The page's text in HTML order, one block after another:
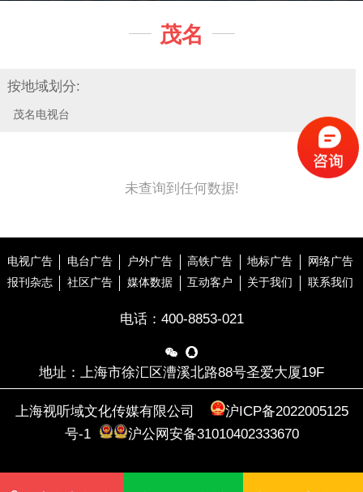
 茂名 
按地域划分:
茂名电视台
未查询到任何数据!
电视广告 电台广告 户外广告 高铁广告 地标广告
网络广告
报刊杂志
社区广告 媒体数据 互动客户 关于我们 联系我们
电话： 400-8853-021
 
地址：上海市徐汇区漕溪北路88号圣爱大厦19F
上海视听域文化传媒有限公司
沪ICP备2022005125
号-1
沪公网安备31010402333670